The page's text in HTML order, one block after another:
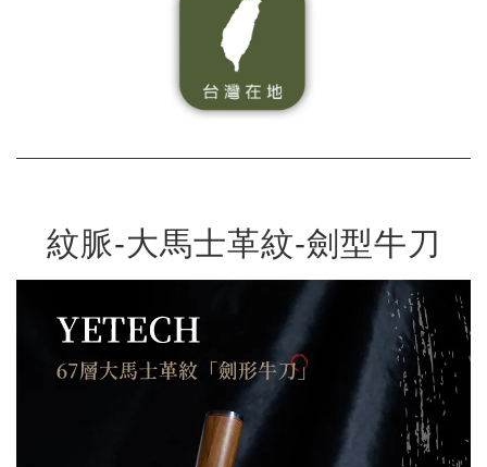
紋脈-大馬士革紋-劍型牛刀